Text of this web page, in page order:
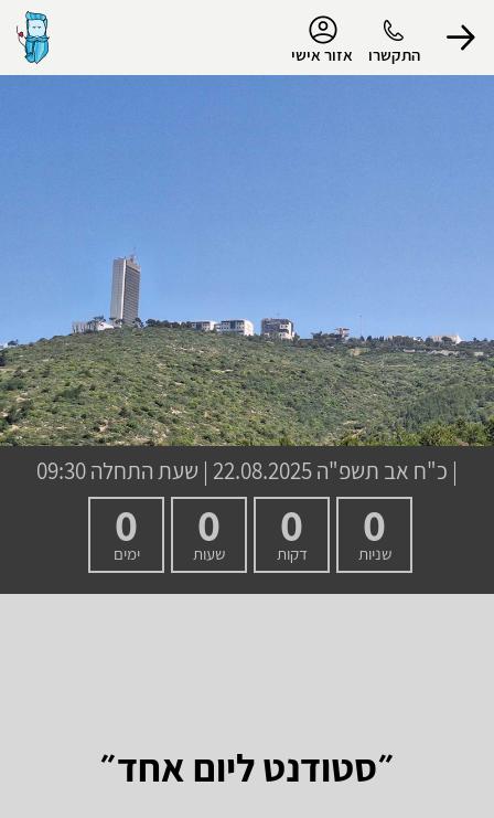
התקשרו אזור אישי
| כ"ח אב תשפ"ה22.08.2025 | שעת התחלה 09:30
0
שניות
0
דקות
0
שעות
0
ימים
״סטודנט ליום אחד״